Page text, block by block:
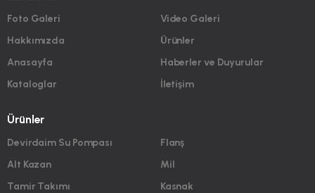
Foto Galeri
Hakkımızda
Anasayfa
Kataloglar
Video Galeri
Ürünler
Haberler ve Duyurular
İletişim
Ürünler
Devirdaim Su Pompası
Alt Kazan
Tamir Takımı
Flanş
Mil
Kasnak